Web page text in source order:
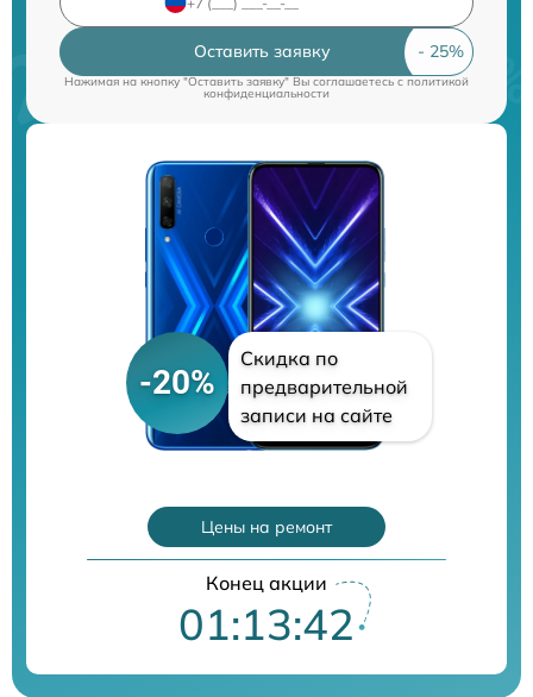
Оставить заявку
Нажимая на кнопку "Оставить заявку" Вы соглашаетесь cполитикой
конфиденциальности
-20%
Скидка по
предварительной
записи на сайте
Цены на ремонт
Конец акции
01:13:40